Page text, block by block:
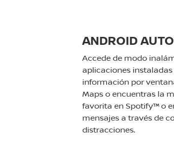
ANDROID
Accede de modo
aplicaciones
información por
Maps o encuentras la
favorita en Spotify™ o
mensajes a través de
distracciones.